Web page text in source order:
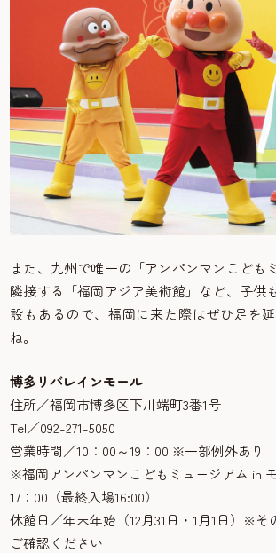
また、九州で唯一の「アンパンマンこども
隣接する「福岡アジア美術館」など、子供
設もあるので、福岡に来た際はぜひ足を
ね。
博多リバレインモール
住所／福岡市博多区下川端町3番1号
Tel／092-271-5050
営業時間／10：00～19：00 ※一部例外あり
※福岡アンパンマンこどもミュージアム in
17：00（最終入場16:00）
休館日／年末年始（12月31日・1月1日）※そ
ご確認ください